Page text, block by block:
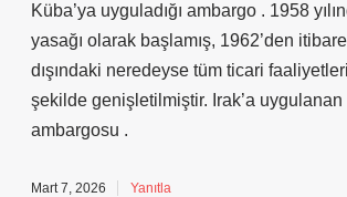
Küba’ya uyguladığı ambargo . 1958
yasağı olarak başlamış, 1962’den
dışındaki neredeyse tüm ticari
şekilde genişletilmiştir. Irak’a uygulanan
ambargosu .
Mart 7, 2026 Yanıtla